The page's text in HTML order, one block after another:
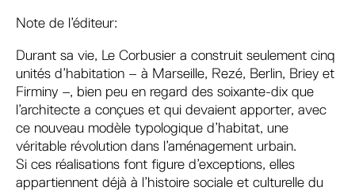
Note de l’éditeur:
Durant sa vie, Le Corbusier a construit seulement cinq
unités d’habitation – à Marseille, Rezé, Berlin, Briey et
Firminy –, bien peu en regard des soixante-dix que
l’architecte a conçues et qui devaient apporter, avec
ce nouveau modèle typologique d’habitat, une
véritable révolution dans l’aménagement urbain.
Si ces réalisations font figure d’exceptions, elles
appartiennent déjà à l’histoire sociale et culturelle du